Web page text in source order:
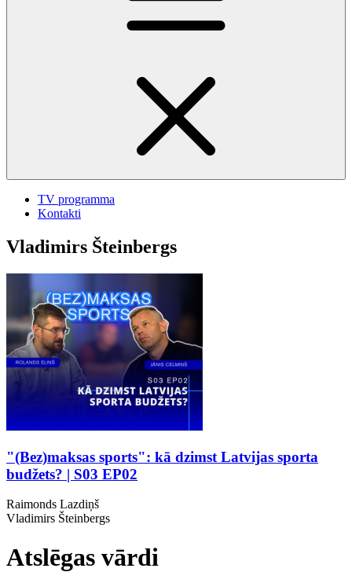
TV programma
Kontakti
Vladimirs Šteinbergs
"(Bez)maksas sports": kā dzimst Latvijas sporta
budžets? | S03 EP02
Raimonds Lazdiņš
Vladimirs Šteinbergs
Atslēgas vārdi